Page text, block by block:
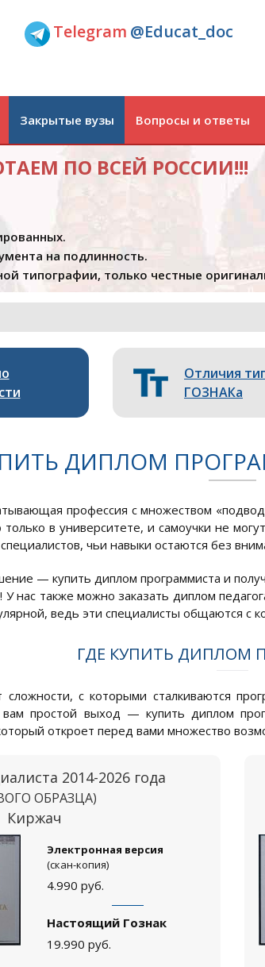
Telegram @Educat_doc
Закрытые вузы Вопросы и ответы
ПО ВСЕЙ РОССИИ!!!
на подлинность.
типографии, только честные
Отличия
ГОЗНАКа
ДИПЛОМ
профессия с множеством
в университете, и самоучки не
чьи навыки остаются без
— купить диплом программиста и
нас также можно заказать диплом
ведь эти специалисты общаются с
ГДЕ КУПИТЬ ДИПЛОМ
с которыми сталкиваются
простой выход — купить диплом
откроет перед вами множество
2014-2026 года
ОБРАЗЦА)
Киржач
Электронная версия
(скан-копия)
4.990 руб.
Настоящий Гознак
19.990 руб.